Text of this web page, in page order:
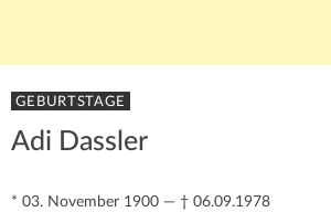
GEBURTSTAGE
Adi Dassler
* 03. November 1900 — † 06.09.1978